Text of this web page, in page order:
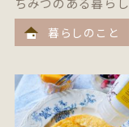
暮らしのこと